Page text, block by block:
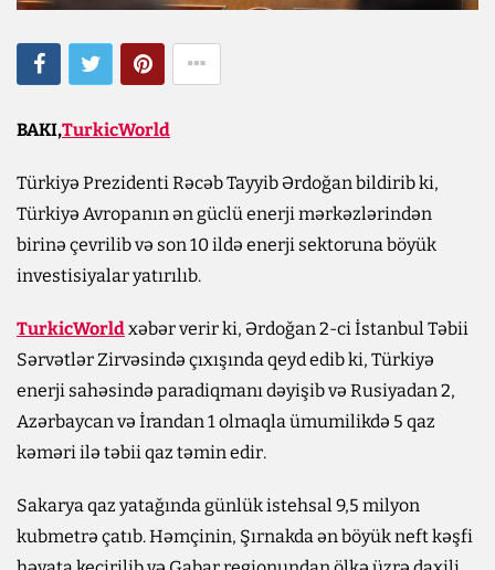
BAKI,TurkicWorld
Türkiyə Prezidenti Rəcəb Tayyib Ərdoğan bildirib ki,
Türkiyə Avropanın ən güclü enerji mərkəzlərindən
birinə çevrilib və son 10 ildə enerji sektoruna böyük
investisiyalar yatırılıb.
TurkicWorldxəbər verir ki, Ərdoğan 2-ci İstanbul Təbii
Sərvətlər Zirvəsində çıxışında qeyd edib ki, Türkiyə
enerji sahəsində paradiqmanı dəyişib və Rusiyadan 2,
Azərbaycan və İrandan 1 olmaqla ümumilikdə 5 qaz
kəməri ilə təbii qaz təmin edir.
Sakarya qaz yatağında günlük istehsal 9,5 milyon
kubmetrə çatıb. Həmçinin, Şırnakda ən böyük neft kəşfi